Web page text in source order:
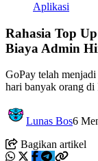
Aplikasi
Rahasia Top
Biaya Admin
GoPay telah
hari banyak orang
Lunas Bos6
Bagikan artikel